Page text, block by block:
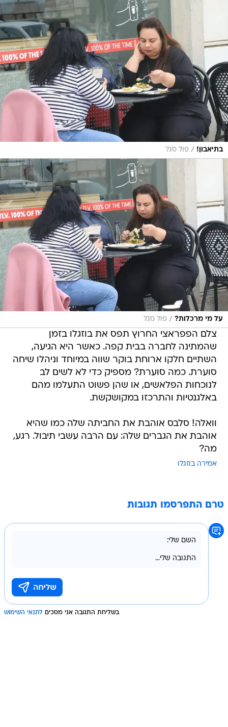
בתיאבון! / פול סגל
על מי מרכלות? / פול סגל
צלם הפפראצי החרוץ תפס את בוזגלו בזמן
שהמתינה לחברה בבית קפה. כאשר היא הגיעה,
השתיים חלקו ארוחת בוקר שווה במיוחד וניהלו שיחה
סוערת. כמה סוערת? מספיק כדי לא לשים לב
לנוכחות הפלאשים, או שהן פשוט התעלמו מהם
באלגנטיות והתרכזו במקושקשת.
וואלה! סלבס אוהבת את החביתה שלה כמו שהיא
אוהבת את הגברים שלה: עם הרבה עשבי תיבול. רגע,
מה?
אמירה בוזגלו
טרם התפרסמו תגובות
בשליחת התגובה אני מסכים לתנאי השימוש